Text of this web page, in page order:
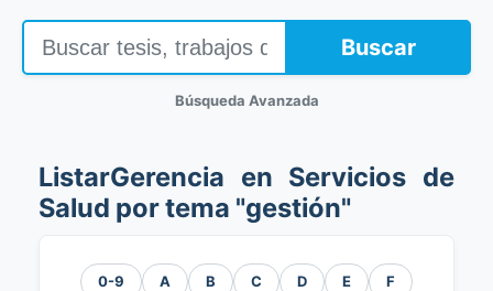
Buscar
Búsqueda Avanzada
ListarGerencia en Servicios de
Salud por tema "gestión"
0-9 A B C D E F